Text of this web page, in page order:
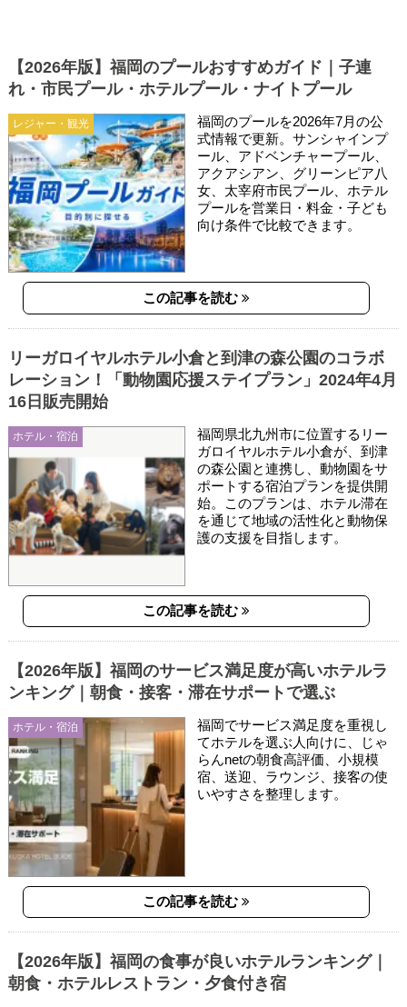
レジャー・観光
【2026年版】福岡のプールおすすめガイド｜子連
れ・市民プール・ホテルプール・ナイトプール
福岡のプールを2026年7月の公
式情報で更新。サンシャインプ
ール、アドベンチャープール、
アクアシアン、グリーンピア八
女、太宰府市民プール、ホテル
プールを営業日・料金・子ども
向け条件で比較できます。
この記事を読む
ホテル・宿泊
リーガロイヤルホテル小倉と到津の森公園のコラボ
レーション！「動物園応援ステイプラン」2024年4月
16日販売開始
福岡県北九州市に位置するリー
ガロイヤルホテル小倉が、到津
の森公園と連携し、動物園をサ
ポートする宿泊プランを提供開
始。このプランは、ホテル滞在
を通じて地域の活性化と動物保
護の支援を目指します。
この記事を読む
ホテル・宿泊
【2026年版】福岡のサービス満足度が高いホテルラ
ンキング｜朝食・接客・滞在サポートで選ぶ
福岡でサービス満足度を重視し
てホテルを選ぶ人向けに、じゃ
らんnetの朝食高評価、小規模
宿、送迎、ラウンジ、接客の使
いやすさを整理します。
この記事を読む
【2026年版】福岡の食事が良いホテルランキング｜
朝食・ホテルレストラン・夕食付き宿